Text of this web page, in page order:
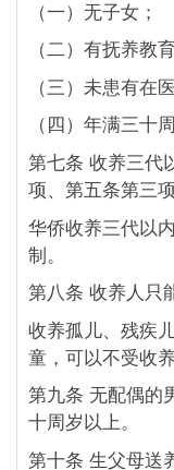
（一）无子女；
（二）有抚养教
（三）未患有在
（四）年满三十周
第七条 收养三代
项、第五条第三
华侨收养三代以
制。
第八条 收养人只
收养孤儿、残疾
童，可以不受收
第九条 无配偶的
十周岁以上。
第十条 生父母送